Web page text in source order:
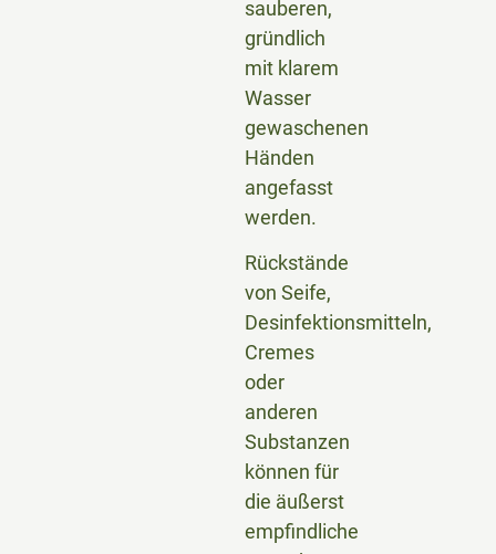
sauberen,
gründlich
mit klarem
Wasser
gewaschenen
Händen
angefasst
werden.
Rückstände
von Seife,
Desinfektionsmitteln,
Cremes
oder
anderen
Substanzen
können für
die äußerst
empfindliche